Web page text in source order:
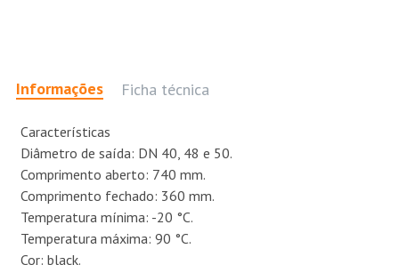
Informações Ficha técnica
Características
Diâmetro de saída: DN 40, 48 e 50.
Comprimento aberto: 740 mm.
Comprimento fechado: 360 mm.
Temperatura mínima: -20 °C.
Temperatura máxima: 90 °C.
Cor: black.